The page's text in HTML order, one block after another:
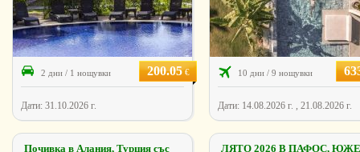
2 дни / 1 нощувки 200.05€
Дати: 31.10.2026 г.
10 дни / 9 нощувки
Дати: 14.08.2026 г. , 21.08.2026 г.
Почивка в Алания, Турция със ЛЯТО 2026 В ПАФОС,